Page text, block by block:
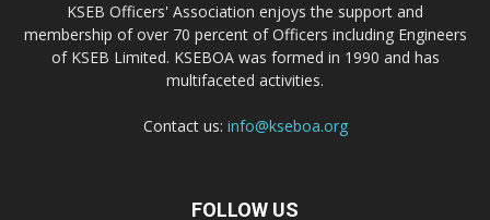
KSEB Officers' Association enjoys the support and
membership of over 70 percent of Officers including Engineers
of KSEB Limited. KSEBOA was formed in 1990 and has
multifaceted activities.
Contact us: info@kseboa.org
FOLLOW US